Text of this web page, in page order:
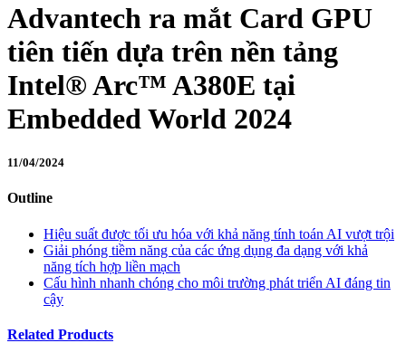
Advantech ra mắt Card GPU
tiên tiến dựa trên nền tảng
Intel® Arc™ A380E tại
Embedded World 2024
11/04/2024
Outline
Hiệu suất được tối ưu hóa với khả năng tính toán AI vượt trội
Giải phóng tiềm năng của các ứng dụng đa dạng với khả
năng tích hợp liền mạch
Cấu hình nhanh chóng cho môi trường phát triển AI đáng tin
cậy
Related Products